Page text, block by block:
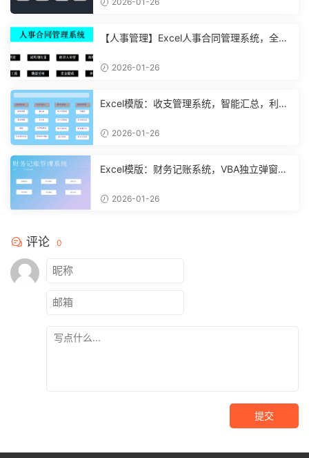
【人事管理】Excel人事合同管理系统，全函
2026-01-26
Excel模版：收支管理系统，智能汇总，利润
2026-01-26
Excel模版：财务记账系统，VBA独立弹窗，
2026-01-26
评论 0
提交